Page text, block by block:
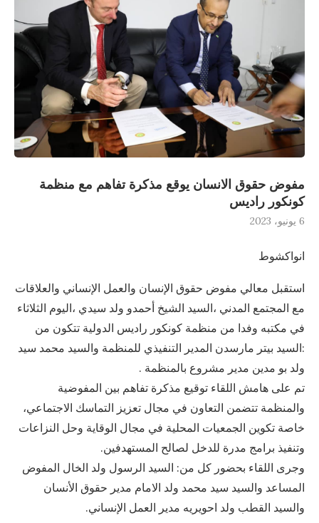
مفوض حقوق الانسان يوقع مذكرة تفاهم مع منظمة
كونكور راديس
6 يونيو، 2023
انواكشوط
استقبل معالي مفوض حقوق الإنسان والعمل الإنساني والعلاقات
مع المجتمع المدني ،السيد الشيخ أحمدو ولد سيدي ،اليوم الثلاثاء
في مكتبه وفدا من منظمة كونكور راديس الدولية تتكون من
:السيد بيتر مارسدن المدير التنفيذي للمنظمة والسيد محمد سيد
ولد بو مدين مدير مشروع بالمنظمة .
تم على هامش اللقاء توقيع مذكرة تفاهم بين المفوضية
والمنظمة تتضمن التعاون في مجال تعزيز التماسك الاجتماعي،
خاصة تكوين الجمعيات المحلية في مجال الوقاية وحل النزاعات
وتنفيذ برامج مدرة للدخل لصالح المستهدفين.
وجرى اللقاء بحضور كل من: السيد الرسول ولد الخال المفوض
المساعد والسيد سيد محمد ولد الامام مدير حقوق الأنسان
والسيد القطب ولد احويريه مدير العمل الإنساني.